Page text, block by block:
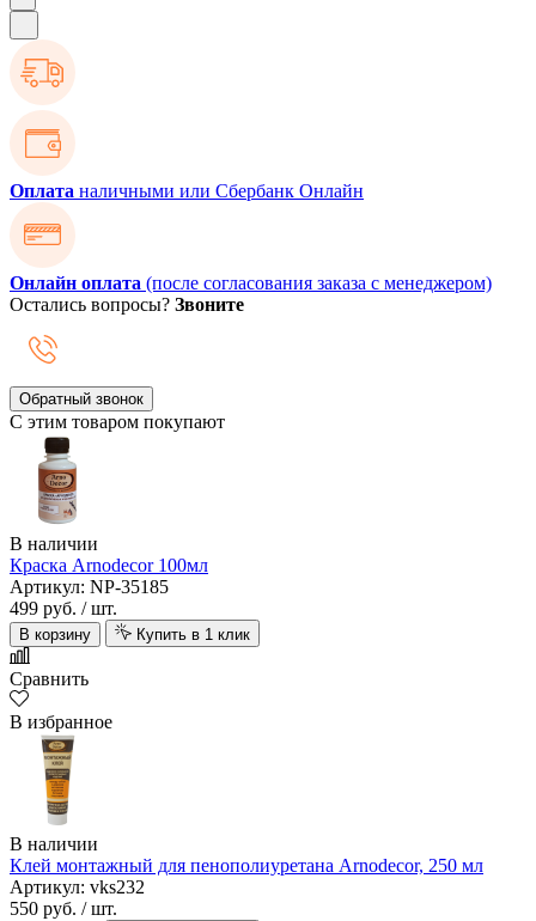
Оплата наличными или Сбербанк Онлайн
Онлайн оплата (после согласования заказа с менеджером)
Остались вопросы? Звоните
Обратный звонок
С этим товаром покупают
В наличии
Краска Arnodecor 100мл
Артикул: NP-35185
499 руб. / шт.
В корзину Купить в 1 клик
Сравнить
В избранное
В наличии
Клей монтажный для пенополиуретана Arnodecor, 250 мл
Артикул: vks232
550 руб. / шт.